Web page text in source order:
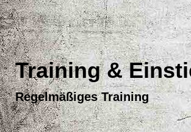
Training &
Regelmäßiges Training